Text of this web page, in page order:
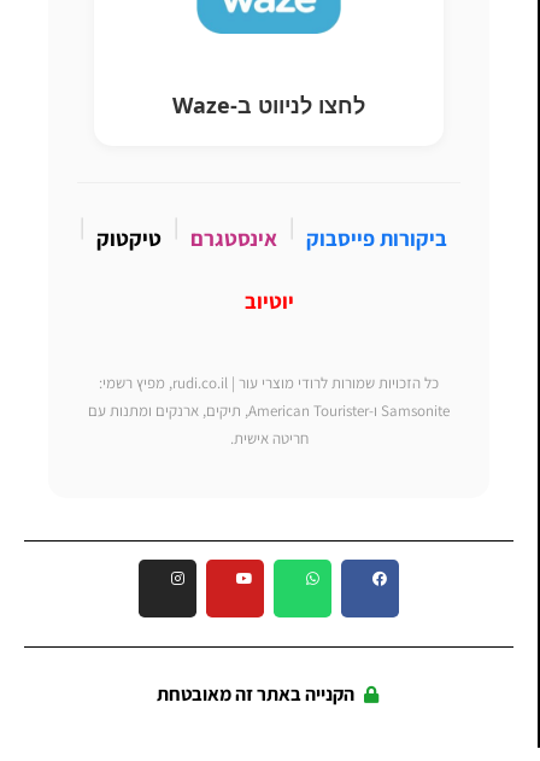
לחצו לניווט ב-Waze
ביקורות פייסבוק אינסטגרם טיקטוק
יוטיוב
כל הזכויות שמורות לרודי מוצרי עור | rudi.co.il, מפיץ רשמי:
Samsonite ו-American Tourister, תיקים, ארנקים ומתנות עם
חריטה אישית.
הקנייה באתר זה מאובטחת